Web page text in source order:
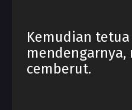
Kemudian
cemberut.